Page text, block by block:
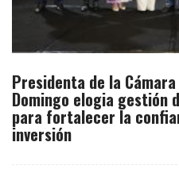
Presidenta de la
Domingo elogia gestión
para fortalecer la
inversión